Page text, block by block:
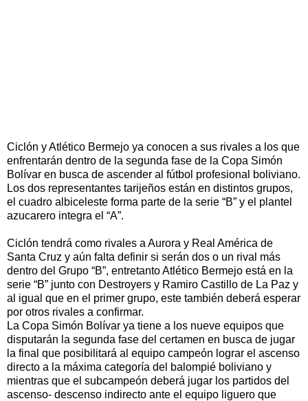
Ciclón y Atlético Bermejo ya conocen a sus rivales a los que
enfrentarán dentro de la segunda fase de la Copa Simón
Bolívar en busca de ascender al fútbol profesional boliviano.
Los dos representantes tarijeños están en distintos grupos,
el cuadro albiceleste forma parte de la serie “B” y el plantel
azucarero integra el “A”.
Ciclón tendrá como rivales a Aurora y Real América de
Santa Cruz y aún falta definir si serán dos o un rival más
dentro del Grupo “B”, entretanto Atlético Bermejo está en la
serie “B” junto con Destroyers y Ramiro Castillo de La Paz y
al igual que en el primer grupo, este también deberá esperar
por otros rivales a confirmar.
La Copa Simón Bolívar ya tiene a los nueve equipos que
disputarán la segunda fase del certamen en busca de jugar
la final que posibilitará al equipo campeón lograr el ascenso
directo a la máxima categoría del balompié boliviano y
mientras que el subcampeón deberá jugar los partidos del
ascenso- descenso indirecto ante el equipo liguero que